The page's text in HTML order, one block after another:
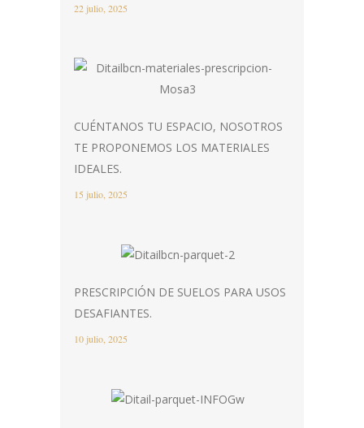
22 julio, 2025
CUÉNTANOS TU ESPACIO, NOSOTROS
TE PROPONEMOS LOS MATERIALES
IDEALES.
15 julio, 2025
PRESCRIPCIÓN DE SUELOS PARA USOS
DESAFIANTES.
10 julio, 2025